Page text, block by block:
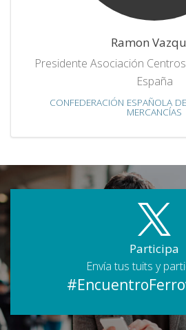
Ramon
Presidente Asociación
España
CONFEDERACIÓN ESPAÑOLA
MERCANCÍAS
Participa
Envía tus tuits y